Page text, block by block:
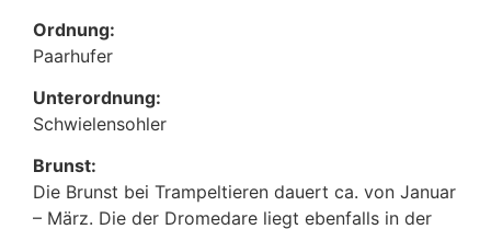
Ordnung:
Paarhufer
Unterordnung:
Schwielensohler
Brunst:
Die Brunst bei Trampeltieren dauert ca. von Januar
– März. Die der Dromedare liegt ebenfalls in der